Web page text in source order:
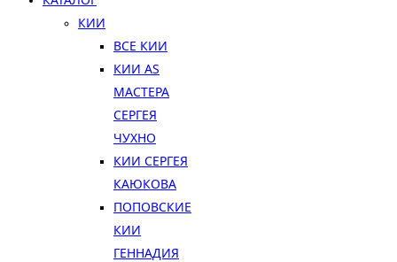
КИИ
ВСЕ КИИ
КИИ AS
МАСТЕРА
СЕРГЕЯ
ЧУХНО
КИИ СЕРГЕЯ
КАЮКОВА
ПОПОВСКИЕ
КИИ
ГЕННАДИЯ